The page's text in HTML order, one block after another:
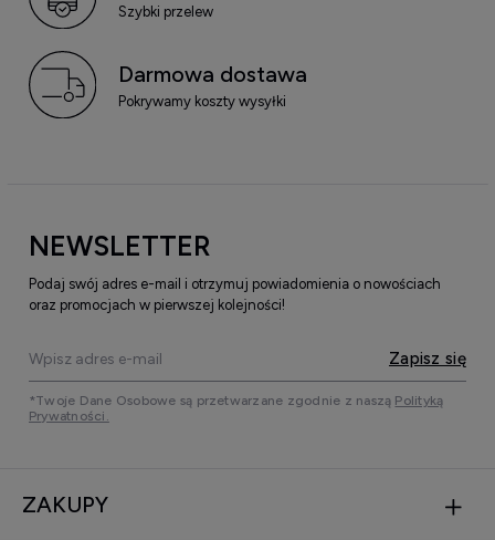
Szybki przelew
Darmowa dostawa
Pokrywamy koszty wysyłki
NEWSLETTER
Podaj swój adres e-mail i otrzymuj powiadomienia o nowościach
oraz promocjach w pierwszej kolejności!
Zapisz się
*Twoje Dane Osobowe są przetwarzane zgodnie z naszą Polityką
Prywatności.
ZAKUPY